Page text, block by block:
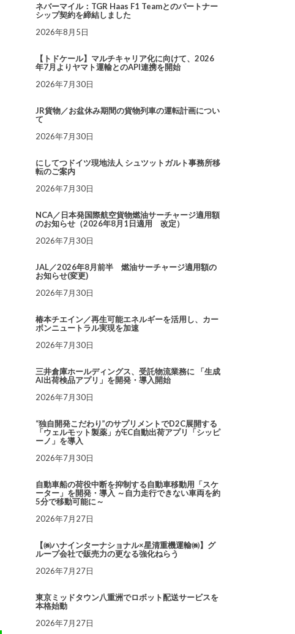
ネバーマイル：TGR Haas F1 Teamとのパートナー
シップ契約を締結しました
2026年8月5日
【トドケール】マルチキャリア化に向けて、2026
年7月よりヤマト運輸とのAPI連携を開始
2026年7月30日
JR貨物／お盆休み期間の貨物列車の運転計画につい
て
2026年7月30日
にしてつドイツ現地法人 シュツットガルト事務所移
転のご案内
2026年7月30日
NCA／日本発国際航空貨物燃油サーチャージ適用額
のお知らせ（2026年8月1日適用 改定）
2026年7月30日
JAL／2026年8月前半 燃油サーチャージ適用額の
お知らせ(変更)
2026年7月30日
椿本チエイン／再生可能エネルギーを活用し、カー
ボンニュートラル実現を加速
2026年7月30日
三井倉庫ホールディングス、受託物流業務に 「生成
AI出荷検品アプリ」を開発・導入開始
2026年7月30日
“独自開発こだわり”のサプリメントでD2C展開する
「ウェルモット製薬」がEC自動出荷アプリ「シッピ
ーノ」を導入
2026年7月30日
自動車船の荷役中断を抑制する自動車移動用「スケ
ーター」を開発・導入 ～自力走行できない車両を約
5分で移動可能に～
2026年7月27日
【㈱ハナインターナショナル×星清重機運輸㈱】グ
ループ会社で販売力の更なる強化ねらう
2026年7月27日
東京ミッドタウン八重洲でロボット配送サービスを
本格始動
2026年7月27日